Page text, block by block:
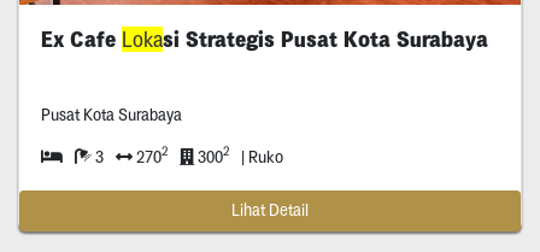
Ex Cafe Lokasi Strategis Pusat Kota Surabaya
Pusat Kota Surabaya
3 2702 3002 | Ruko
Lihat Detail